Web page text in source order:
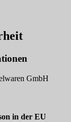
GmbH
in der EU